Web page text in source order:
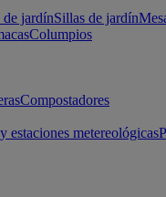
de jardínSillas de jardín
Columpios
Compostadores
estaciones metereológicas